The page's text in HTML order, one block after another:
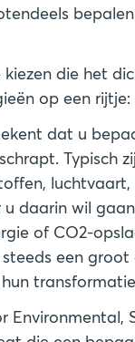
die het
op een rijtje:
dat u
Typisch
daarin wil
of CO2-
een
Environmental,